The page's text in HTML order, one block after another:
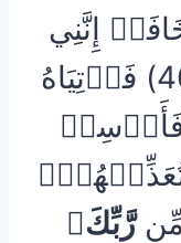
تَخَافَآۖ إِنَّنِي
مَعَكُمَآ أَسۡمَعُ وَأَرَىٰ (46) فَأۡتِيَاهُ
تُعَذِّبۡهُمۡۖ
رَّبِّكَۖ